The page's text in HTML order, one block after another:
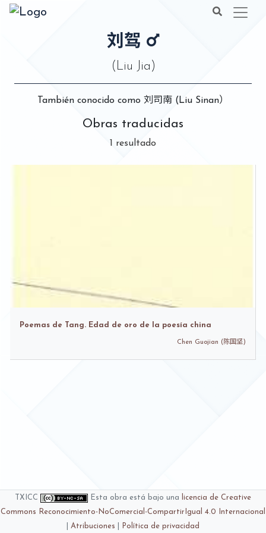
刘驾
(Liu Jia)
También conocido como 刘司南 (Liu Sinan）
Obras traducidas
1 resultado
Poemas de Tang. Edad de oro de la poesía china
Chen Guojian (陈国坚)
TXICC Esta obra está bajo una
licencia de Creative
Commons Reconocimiento-NoComercial-CompartirIgual 4.0 Internacional
Atribuciones Política de privacidad